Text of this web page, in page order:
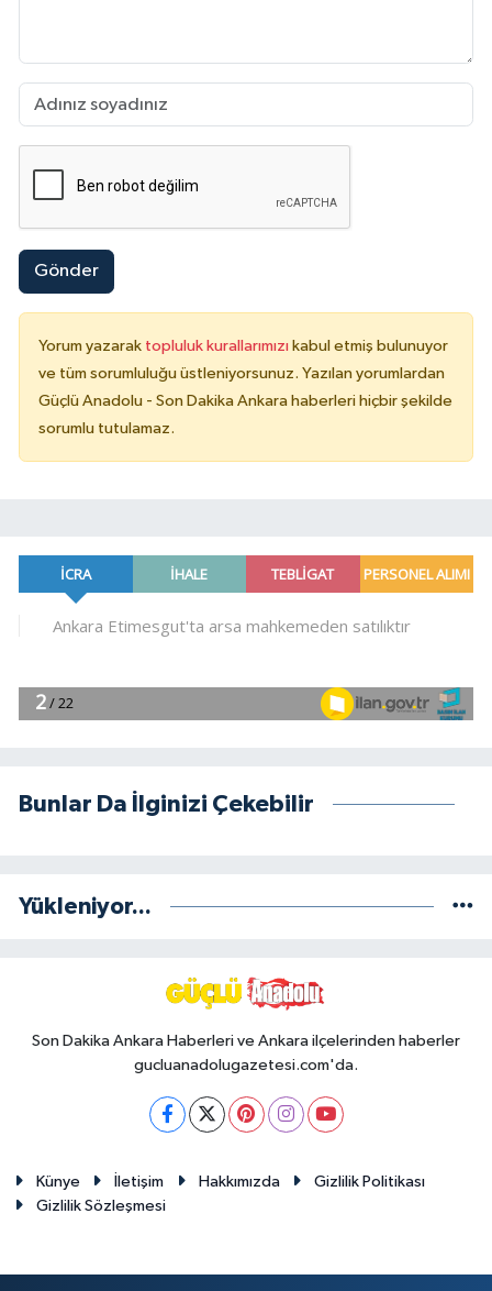
Gönder
Yorum yazarak topluluk kurallarımızı kabul etmiş bulunuyor
ve tüm sorumluluğu üstleniyorsunuz. Yazılan yorumlardan
Güçlü Anadolu - Son Dakika Ankara haberleri hiçbir şekilde
sorumlu tutulamaz.
Bunlar Da İlginizi Çekebilir
Yükleniyor...
Son Dakika Ankara Haberleri ve Ankara ilçelerinden haberler
gucluanadolugazetesi.com'da.
Künye İletişim Hakkımızda
Gizlilik Politikası
Gizlilik Sözleşmesi